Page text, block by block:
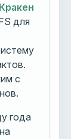
Кракен
для
с
года